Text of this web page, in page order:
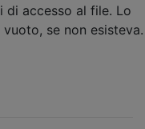
di accesso al file. Lo
vuoto, se non esisteva.